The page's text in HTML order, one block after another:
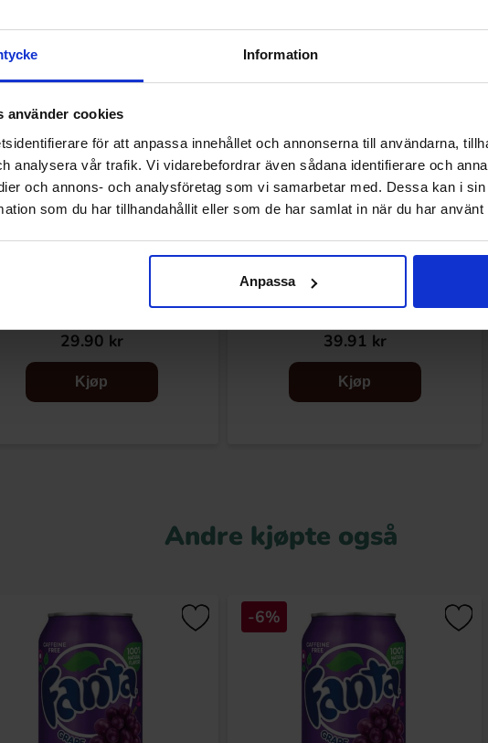
Information
använder cookies
för att anpassa innehållet och annonserna till användarna,
analysera vår trafik. Vi vidarebefordrar även sådana identifierare och
och annons- och analysföretag som vi samarbetar med. Dessa kan i
som du har tillhandahållit eller som de har samlat in när du har använt
Anpassa
29.90 kr
Kjøp
39.91 kr
Kjøp
Andre kjøpte også
-6%